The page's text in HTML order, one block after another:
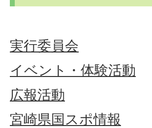
実行委員会
イベント・体験活動
広報活動
宮崎県国スポ情報